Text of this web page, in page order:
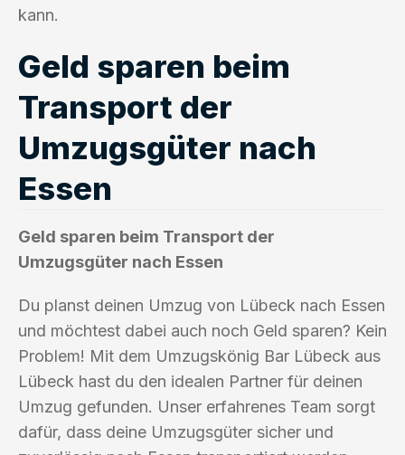
kann.
Geld sparen beim
Transport der
Umzugsgüter nach
Essen
Geld sparen beim Transport der
Umzugsgüter nach Essen
Du planst deinen Umzug von Lübeck nach Essen
und möchtest dabei auch noch Geld sparen? Kein
Problem! Mit dem Umzugskönig Bar Lübeck aus
Lübeck hast du den idealen Partner für deinen
Umzug gefunden. Unser erfahrenes Team sorgt
dafür, dass deine Umzugsgüter sicher und